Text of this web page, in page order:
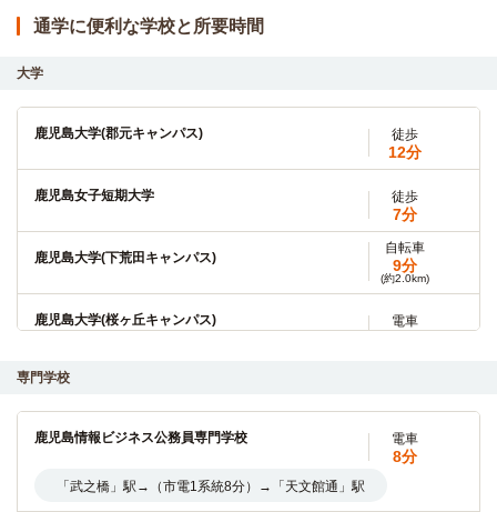
通学に便利な学校と所要時間
大学
鹿児島大学(郡元キャンパス) 徒歩
12分
鹿児島女子短期大学 徒歩
7分
鹿児島大学(下荒田キャンパス)
自転車
9分
(約2.0km)
鹿児島大学(桜ヶ丘キャンパス) 電車
「武之橋」駅→（市電1系統18分）→「脇田」駅
13分
専門学校
鹿児島情報ビジネス公務員専門学校 電車
8分
「武之橋」駅→（市電1系統8分）→「天文館通」駅